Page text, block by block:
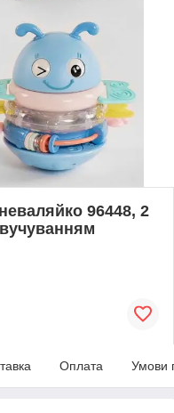
96448, 2
Оплата Умови